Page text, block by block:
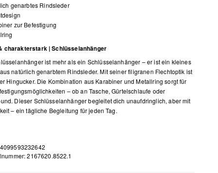
genarbtes Rindsleder
zur Befestigung
charakterstark | Schlüsselanhänger
ist mehr als ein Schlüsselanhänger – er ist ein kleines
natürlich genarbtem Rindsleder. Mit seiner filigranen Flechtoptik ist
Hingucker. Die Kombination aus Karabiner und Metallring sorgt für
– ob an Tasche, Gürtelschlaufe oder
Dieser Schlüsselanhänger begleitet dich unaufdringlich, aber mit
– ein tägliche Begleitung für jeden Tag.
2167620.8522.1